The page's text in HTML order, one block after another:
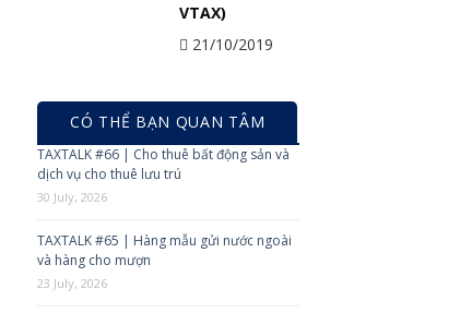
VTAX)
21/10/2019
CÓ THỂ BẠN QUAN TÂM
TAXTALK #66 | Cho thuê bất động sản và
dịch vụ cho thuê lưu trú
30 July, 2026
TAXTALK #65 | Hàng mẫu gửi nước ngoài
và hàng cho mượn
23 July, 2026